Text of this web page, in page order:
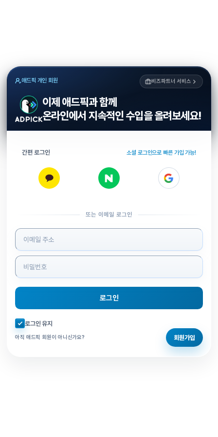
애드픽 개인 회원 비즈파트너 서비스
이제 애드픽과 함께
온라인에서 지속적인 수입을 올려보세요!
간편 로그인 소셜 로그인으로 빠른 가입 가능!
또는 이메일 로그인
로그인 정보 입력
로그인
자동로그인 체크
로그인 유지
아직 애드픽 회원이 아니신가요? 회원가입